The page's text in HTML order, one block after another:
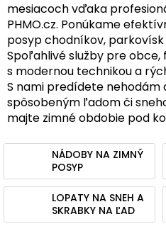
mesiacoch vďaka
PHMO.cz. Ponúkame
posyp chodníkov,
Spoľahlivé služby pre
s modernou technikou a
S nami predídete
spôsobeným ľadom či
majte zimné obdobie pod
NÁDOBY NA ZIMNÝ
POSYP
LOPATY NA SNEH A
SKRABKY NA ĽAD